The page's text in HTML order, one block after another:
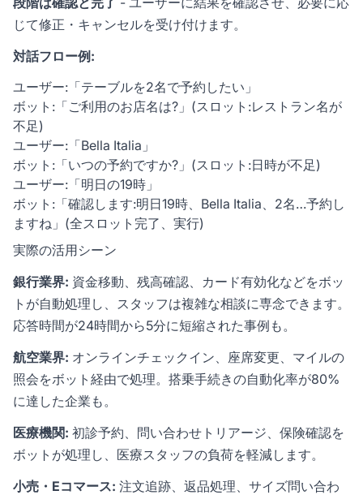
じて修正・キャンセルを受け付けます。
対話フロー例:
ユーザー:「テーブルを2名で予約したい」
ボット:「ご利用のお店名は?」(スロット:レストラン名が
不足)
ユーザー:「Bella Italia」
ボット:「いつの予約ですか?」(スロット:日時が不足)
ユーザー:「明日の19時」
ボット:「確認します:明日19時、Bella Italia、2名…予約し
ますね」(全スロット完了、実行)
実際の活用シーン
銀行業界: 資金移動、残高確認、カード有効化などをボッ
トが自動処理し、スタッフは複雑な相談に専念できます。
応答時間が24時間から5分に短縮された事例も。
航空業界: オンラインチェックイン、座席変更、マイルの
照会をボット経由で処理。搭乗手続きの自動化率が80%
に達した企業も。
医療機関: 初診予約、問い合わせトリアージ、保険確認を
ボットが処理し、医療スタッフの負荷を軽減します。
小売・Eコマース: 注文追跡、返品処理、サイズ問い合わ